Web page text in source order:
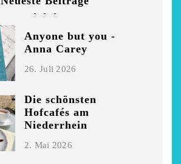
Anyone but you -
Anna Carey
26. Juli 2026
Die schönsten
Hofcafés am
Niederrhein
2. Mai 2026